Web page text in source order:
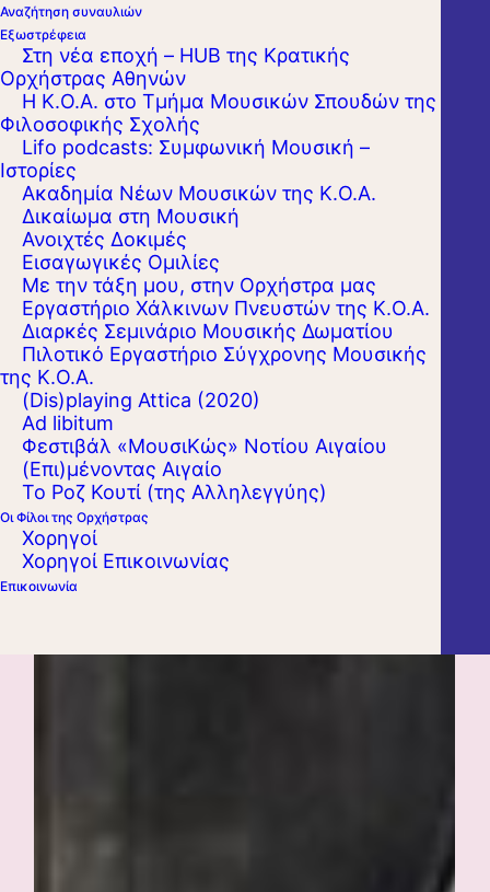
Αναζήτηση συναυλιών
Εξωστρέφεια
Στη νέα εποχή – HUB της Κρατικής
Ορχήστρας Αθηνών
Η Κ.Ο.Α. στο Τμήμα Μουσικών Σπουδών της
Φιλοσοφικής Σχολής
Lifo podcasts: Συμφωνική Μουσική –
Ιστορίες
Ακαδημία Νέων Μουσικών της Κ.Ο.Α.
Δικαίωμα στη Μουσική
Ανοιχτές Δοκιμές
Εισαγωγικές Ομιλίες
Με την τάξη μου, στην Ορχήστρα μας
Εργαστήριo Χάλκινων Πνευστών της Κ.Ο.Α.
Διαρκές Σεμινάριο Μουσικής Δωματίου
Πιλοτικό Εργαστήριο Σύγχρονης Μουσικής
της Κ.Ο.Α.
(Dis)playing Attica (2020)
Ad libitum
Φεστιβάλ «ΜουσιΚώς» Νοτίου Αιγαίου
(Επι)μένοντας Αιγαίο
Το Ροζ Κουτί (της Αλληλεγγύης)
Οι Φίλοι της Ορχήστρας
Χορηγοί
Χορηγοί Επικοινωνίας
Επικοινωνία